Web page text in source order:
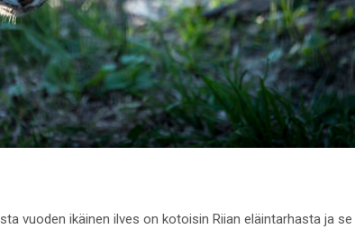
vuoden ikäinen ilves on kotoisin Riian eläintarhasta ja se